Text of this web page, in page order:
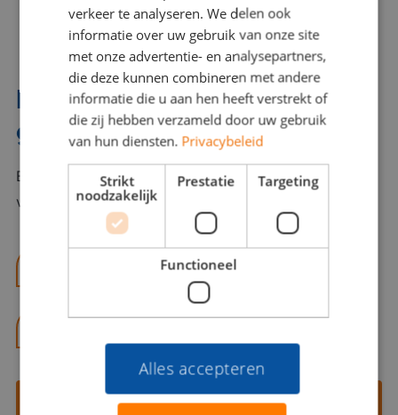
Interesse? Benno helpt je
graag verder!
Bel of mail Benno met al jouw vragen. Benno staat
voor je klaar en helpt je graag!
benno@viajou.nl
Contact opnemen
verkeer te analyseren. We delen ook
informatie over uw gebruik van onze site
met onze advertentie- en analysepartners,
die deze kunnen combineren met andere
informatie die u aan hen heeft verstrekt of
die zij hebben verzameld door uw gebruik
van hun diensten. Privacybeleid
Strikt
noodzakelijk
Prestatie Targeting
Functioneel
Alles accepteren